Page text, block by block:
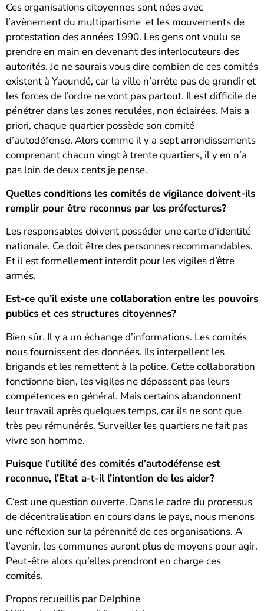
Ces organisations citoyennes sont nées avec
l’avènement du multipartisme et les mouvements de
protestation des années 1990. Les gens ont voulu se
prendre en main en devenant des interlocuteurs des
autorités. Je ne saurais vous dire combien de ces comités
existent à Yaoundé, car la ville n’arrête pas de grandir et
les forces de l’ordre ne vont pas partout. Il est difficile de
pénétrer dans les zones reculées, non éclairées. Mais a
priori, chaque quartier possède son comité
d’autodéfense. Alors comme il y a sept arrondissements
comprenant chacun vingt à trente quartiers, il y en n’a
pas loin de deux cents je pense.
Quelles conditions les comités de vigilance doivent-ils
remplir pour être reconnus par les préfectures?
Les responsables doivent posséder une carte d’identité
nationale. Ce doit être des personnes recommandables.
Et il est formellement interdit pour les vigiles d’être
armés.
Est-ce qu’il existe une collaboration entre les pouvoirs
publics et ces structures citoyennes?
Bien sûr. Il y a un échange d’informations. Les comités
nous fournissent des données. Ils interpellent les
brigands et les remettent à la police. Cette collaboration
fonctionne bien, les vigiles ne dépassent pas leurs
compétences en général. Mais certains abandonnent
leur travail après quelques temps, car ils ne sont que
très peu rémunérés. Surveiller les quartiers ne fait pas
vivre son homme.
Puisque l’utilité des comités d’autodéfense est
reconnue, l’Etat a-t-il l’intention de les aider?
C‘est une question ouverte. Dans le cadre du processus
de décentralisation en cours dans le pays, nous menons
une réflexion sur la pérennité de ces organisations. A
l’avenir, les communes auront plus de moyens pour agir.
Peut-être alors qu’elles prendront en charge ces
comités.
Propos recueillis par Delphine